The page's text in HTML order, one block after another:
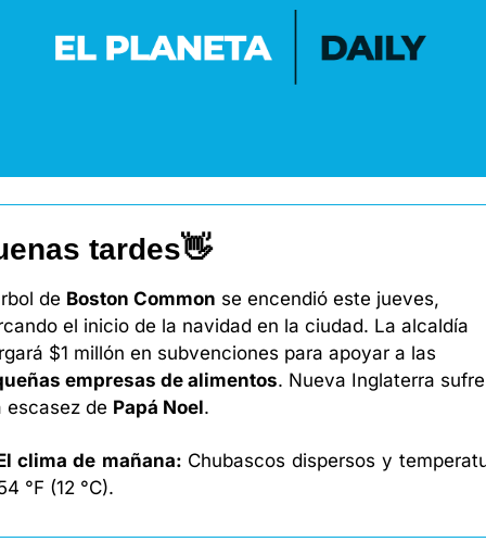
tardes👋
de Boston Common se encendió este jueves,
el inicio de la navidad en la ciudad. La alcaldía
empresas de alimentos. Nueva Inglaterra sufre
escasez de Papá Noel.
clima de mañana: Chubascos dispersos y
°F (12 °C).